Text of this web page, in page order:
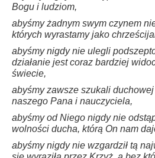
Bogu i ludziom,
abyśmy żadnym swym czynem
których wyrastamy jako
abyśmy nigdy nie ulegli
działanie jest coraz bardziej
świecie,
abyśmy zawsze szukali
naszego Pana i nauczyciela,
abyśmy od Niego nigdy nie
wolności ducha, którą On nam
abyśmy nigdy nie wzgardził tą